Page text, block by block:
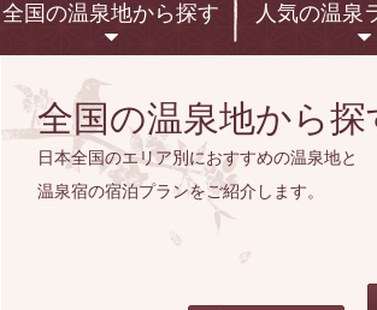
全国の温泉地から探す 人気の温泉
全国の温泉地から探
日本全国のエリア別におすすめの温泉地と
温泉宿の宿泊プランをご紹介します。